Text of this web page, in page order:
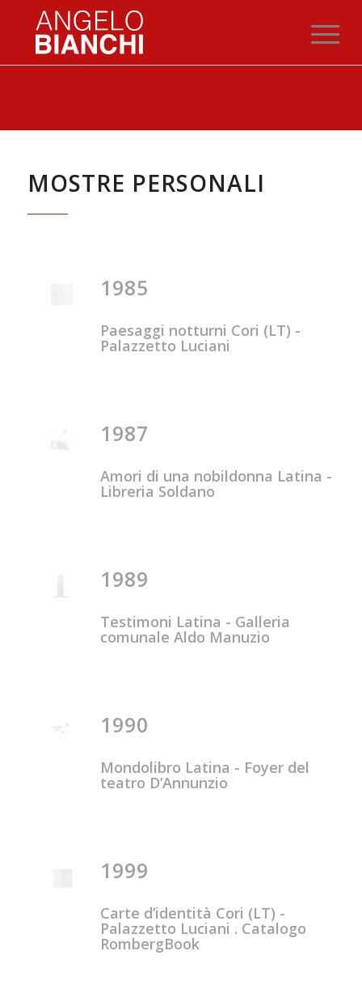
MOSTRE PERSONALI
1985
Paesaggi notturni Cori (LT) -
Palazzetto Luciani
1987
Amori di una nobildonna Latina -
Libreria Soldano
1989
Testimoni Latina - Galleria
comunale Aldo Manuzio
1990
Mondolibro Latina - Foyer del
teatro D’Annunzio
1999
Carte d’identità Cori (LT) -
Palazzetto Luciani . Catalogo
RombergBook